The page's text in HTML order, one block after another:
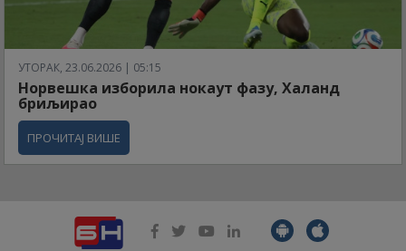
УТОРАК, 23.06.2026 | 05:15
Норвешка изборила нокаут фазу, Халанд
бриљирао
ПРОЧИТАЈ ВИШЕ